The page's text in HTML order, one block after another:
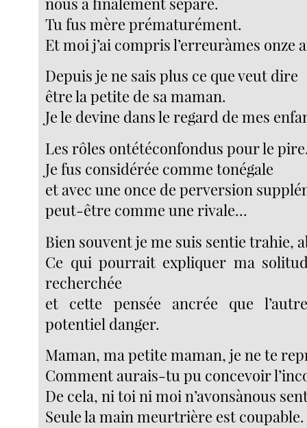
Tu fus mère prématurément.
Et moi j’ai compris l’erreuràmes onze
Depuis je ne sais plus ce que veut dire
être la petite de sa maman.
Je le devine dans le regard de mes
Les rôles ontétéconfondus pour le
Je fus considérée comme tonégale
et avec une once de perversion
peut-être comme une rivale...
Bien souvent je me suis sentie trahie,
Ce qui pourrait expliquer ma
recherchée
et cette pensée ancrée que
potentiel danger.
Maman, ma petite maman, je ne te
Comment aurais-tu pu concevoir
De cela, ni toi ni moi n’avonsànous
Seule la main meurtrière est coupable.